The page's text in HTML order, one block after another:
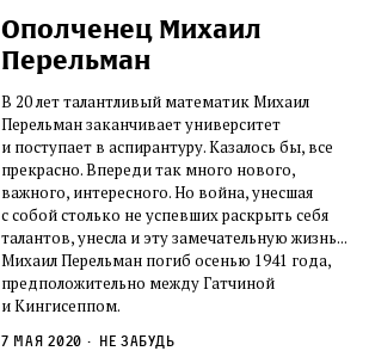
Ополченец Михаил
Перельман
В 20 лет талантливый математик Михаил
Перельман заканчивает университет
и поступает в аспирантуру. Казалось бы, все
прекрасно. Впереди так много нового,
важного, интересного. Но война, унесшая
с собой столько не успевших раскрыть себя
талантов, унесла и эту замечательную жизнь...
Михаил Перельман погиб осенью 1941 года,
предположительно между Гатчиной
и Кингисеппом.
7 мая 2020 Не забудь